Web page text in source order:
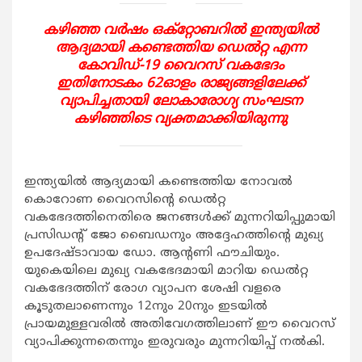
കഴിഞ്ഞ വര്‍ഷം ഒക്‌റ്റോബറില്‍ ഇന്ത്യയില്‍
ആദ്യമായി കണ്ടെത്തിയ ഡെല്‍റ്റ എന്ന
കോവിഡ്-19 വൈറസ് വകഭേദം
ഇതിനോടകം 62ഓളം രാജ്യങ്ങളിലേക്ക്
വ്യാപിച്ചതായി ലോകാരോഗ്യ സംഘടന
കഴിഞ്ഞിടെ വ്യക്തമാക്കിയിരുന്നു
ഇന്ത്യയില്‍ ആദ്യമായി കണ്ടെത്തിയ നോവല്‍
കൊറോണ വൈറസിന്റെ ഡെല്‍റ്റ
വകഭേദത്തിനെതിരെ ജനങ്ങള്‍ക്ക് മുന്നറിയിപ്പുമായി
പ്രസിഡന്റ് ജോ ബൈഡനും അദ്ദേഹത്തിന്റെ മുഖ്യ
ഉപദേഷ്ടാവായ ഡോ. ആന്റണി ഫൗചിയും.
യുകെയിലെ മുഖ്യ വകഭേദമായി മാറിയ ഡെല്‍റ്റ
വകഭേദത്തിന് രോഗ വ്യാപന ശേഷി വളരെ
കൂടുതലാണെന്നും 12നും 20നും ഇടയില്‍
പ്രായമുള്ളവരില്‍ അതിവേഗത്തിലാണ് ഈ വൈറസ്
വ്യാപിക്കുന്നതെന്നും ഇരുവരും മുന്നറിയിപ്പ് നല്‍കി.